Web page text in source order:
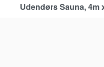
Udendørs Sauna, 4m